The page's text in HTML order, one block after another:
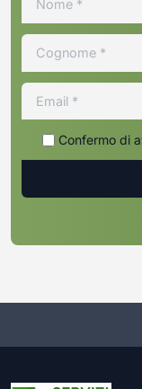
Confermo di